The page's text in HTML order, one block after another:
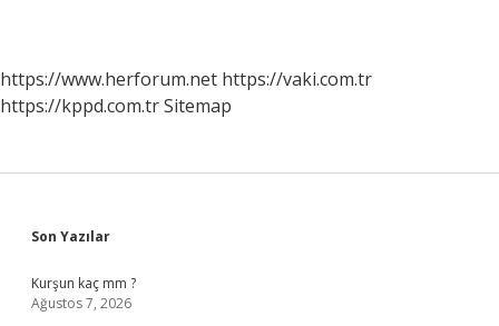
https://www.herforum.net https://vaki.com.tr
https://kppd.com.trSitemap
Sidebar
Son Yazılar
Kurşun kaç mm ?
Ağustos 7, 2026